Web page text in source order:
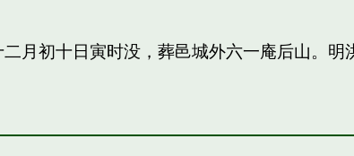
月初十日寅时没，葬邑城外六一庵后山。